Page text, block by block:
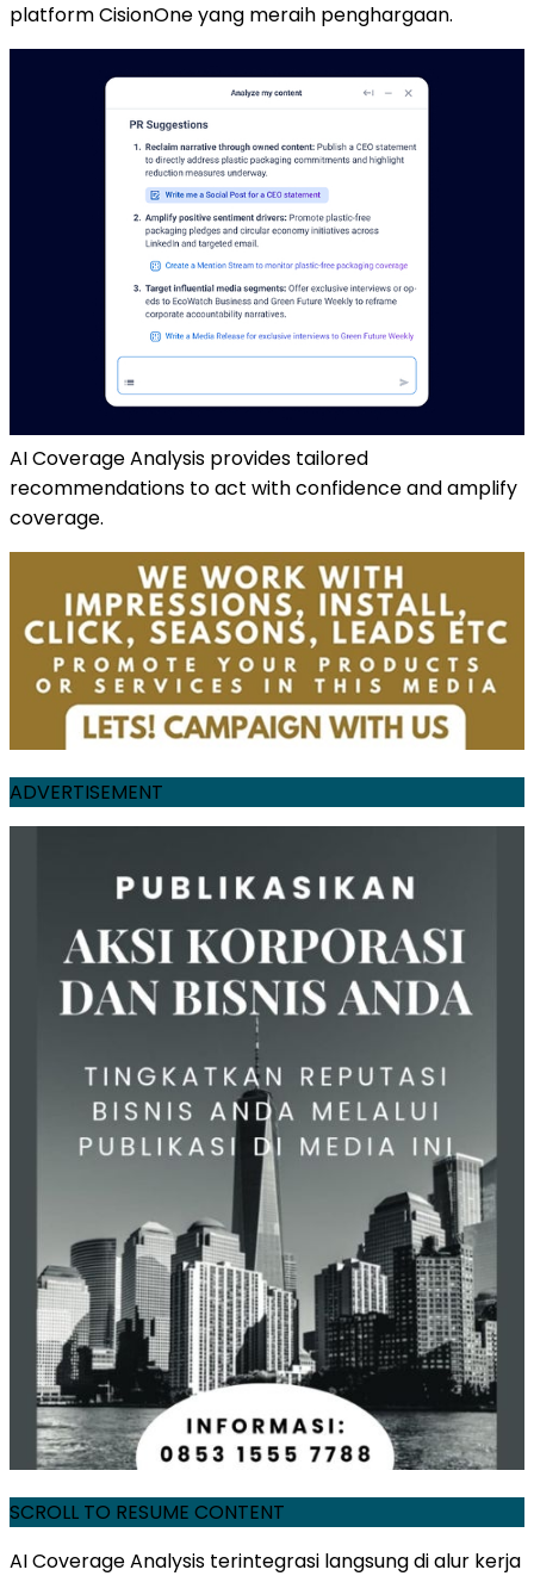
platform CisionOne yang meraih penghargaan.
AI Coverage Analysis provides tailored
recommendations to act with confidence and amplify
coverage.
ADVERTISEMENT
SCROLL TO RESUME CONTENT
AI Coverage Analysis terintegrasi langsung di alur kerja